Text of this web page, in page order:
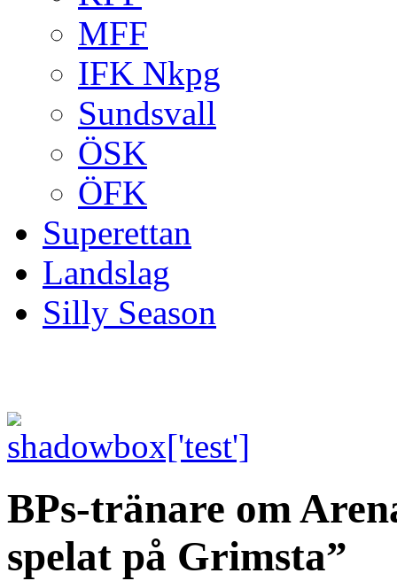
MFF
IFK Nkpg
Sundsvall
ÖSK
ÖFK
Superettan
Landslag
Silly Season
BPs-tränare om
spelat på Grimsta”